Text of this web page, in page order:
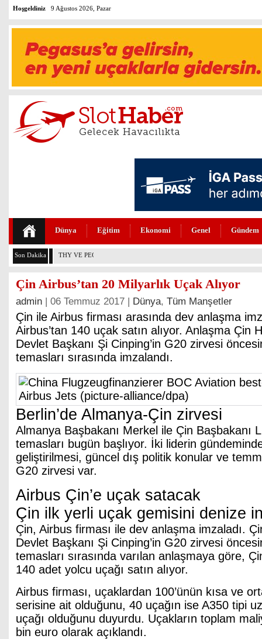
Hoşgeldiniz 9 Ağustos 2026, Pazar
Dünya Eğitim Ekonomi Genel Gündem
Son Dakika THY VE PEGASUS DÜNYANIN EN DEĞERLİLERİ ARASINDA
Çin Airbus’tan 20 Milyarlık Uçak Alıyor
admin | 06 Temmuz 2017 | Dünya, Tüm Manşetler
Çin ile Airbus firması arasında dev anlaşma
Airbus’tan 140 uçak satın alıyor. Anlaşma Çin
Devlet Başkanı Şi Cinping’in G20 zirvesi
temasları sırasında imzalandı.
Berlin’de Almanya-Çin zirvesi
Almanya Başbakanı Merkel ile Çin Başbakanı
temasları bugün başlıyor. İki liderin
geliştirilmesi, güncel dış politik konular ve
G20 zirvesi var.
Airbus Çin’e uçak satacak
Çin ilk yerli uçak gemisini denize
Çin, Airbus firması ile dev anlaşma imzaladı.
Devlet Başkanı Şi Cinping’in G20 zirvesi
temasları sırasında varılan anlaşmaya göre,
140 adet yolcu uçağı satın alıyor.
Airbus firması, uçaklardan 100’ünün kısa ve
serisine ait olduğunu, 40 uçağın ise A350 tipi
uçağı olduğunu duyurdu. Uçakların toplam
bin euro olarak açıklandı.